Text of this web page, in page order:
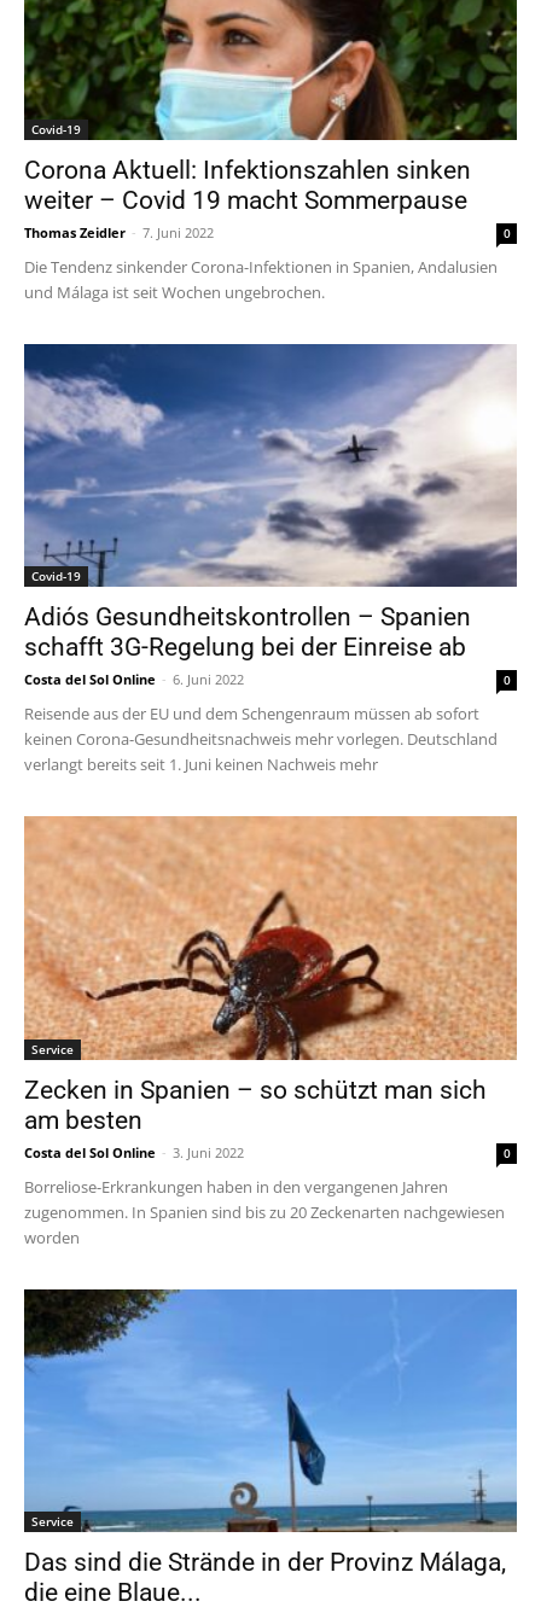
Covid-19
Corona Aktuell: Infektionszahlen sinken
weiter – Covid 19 macht Sommerpause
Thomas Zeidler - 7. Juni 2022 0
Die Tendenz sinkender Corona-Infektionen in Spanien, Andalusien
und Málaga ist seit Wochen ungebrochen.
Covid-19
Adiós Gesundheitskontrollen – Spanien
schafft 3G-Regelung bei der Einreise ab
Costa del Sol Online - 6. Juni 2022 0
Reisende aus der EU und dem Schengenraum müssen ab sofort
keinen Corona-Gesundheitsnachweis mehr vorlegen. Deutschland
verlangt bereits seit 1. Juni keinen Nachweis mehr
Service
Zecken in Spanien – so schützt man sich
am besten
Costa del Sol Online - 3. Juni 2022 0
Borreliose-Erkrankungen haben in den vergangenen Jahren
zugenommen. In Spanien sind bis zu 20 Zeckenarten nachgewiesen
worden
Service
Das sind die Strände in der Provinz Málaga,
die eine Blaue...